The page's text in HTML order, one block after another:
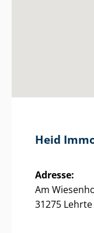
Heid
Adresse:
Am
31275 Lehrte